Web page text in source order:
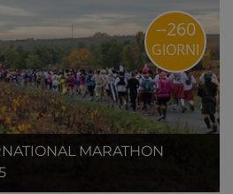
MARATHON
--260
GIORNI